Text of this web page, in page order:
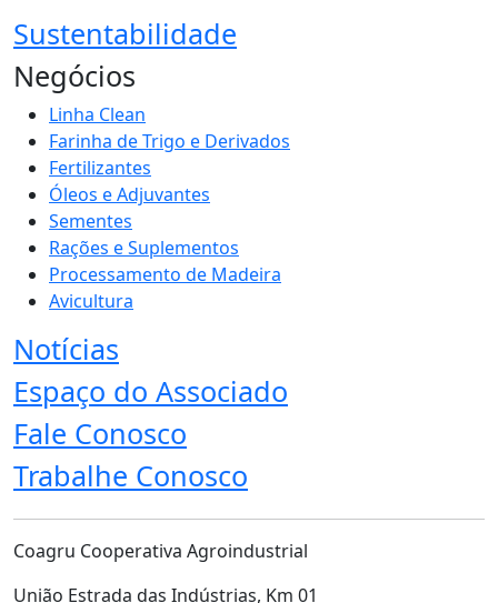
Sustentabilidade
Negócios
Linha Clean
Farinha de Trigo e Derivados
Fertilizantes
Óleos e Adjuvantes
Sementes
Rações e Suplementos
Processamento de Madeira
Avicultura
Notícias
Espaço do Associado
Fale Conosco
Trabalhe Conosco
Coagru Cooperativa Agroindustrial
União Estrada das Indústrias, Km 01